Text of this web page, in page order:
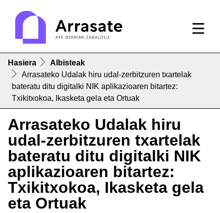
Hasiera
Albisteak
Arrasateko Udalak hiru udal-zerbitzuren txartelak
bateratu ditu digitalki NIK aplikazioaren bitartez:
Txikitxokoa, Ikasketa gela eta Ortuak
Arrasateko Udalak hiru
udal-zerbitzuren txartelak
bateratu ditu digitalki NIK
aplikazioaren bitartez:
Txikitxokoa, Ikasketa gela
eta Ortuak